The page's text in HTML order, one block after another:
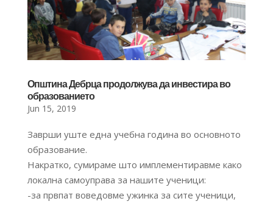
Општина Дебрца продолжува да инвестира во
образованието
Jun 15, 2019
Заврши уште една учебна година во основното
образование.
Накратко, сумираме што имплементиравме како
локална самоуправа за нашите ученици:
-за првпат воведовме ужинка за сите ученици,